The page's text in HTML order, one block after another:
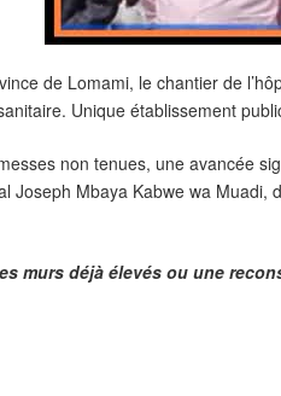
de Lomami, le chantier de
Unique établissement
non tenues, une avancée
Joseph Mbaya Kabwe wa
murs déjà élevés ou une